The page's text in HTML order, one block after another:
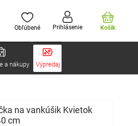
Obľúbené Prihlásenie Košík
a nákupy Výpredaj
na vankúšik Kvietok
cm